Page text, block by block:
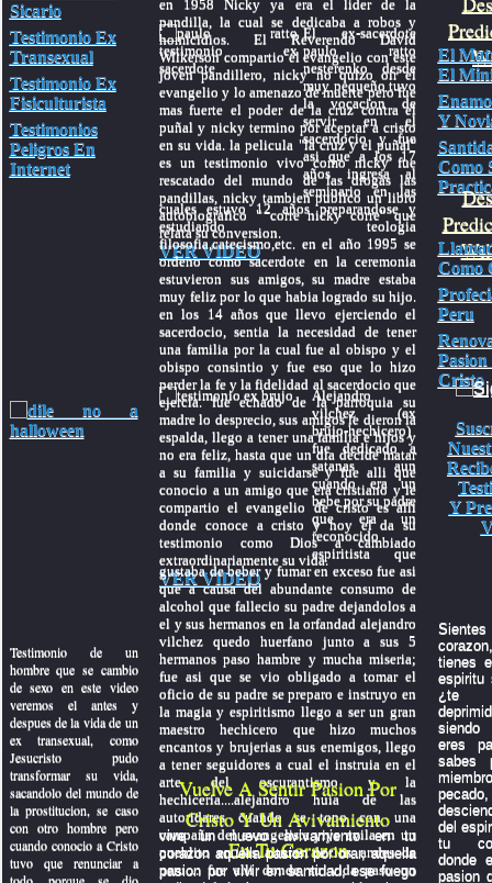
Sicario
Testimonio Ex
Transexual
Testimonio Ex
Fisiculturista
Testimonios
Peligros En
Internet
Testimonio de un
hombre que se cambio
de sexo en este video
veremos el antes y
despues de la vida de un
ex transexual, como
Jesucristo pudo
transformar su vida,
sacandolo del mundo de
la prostitucion, se caso
con otro hombre pero
cuando conocio a Cristo
tuvo que renunciar a
en 1958 Nicky ya era el lider de la
pandilla, la cual se dedicaba a robos y
homicidios. El Reverendo David
Wilkerson compartio el evangelio con este
joven pandillero, nicky no quizo oir el
evangelio y lo amenazo de muerte pero fue
mas fuerte el poder de la cruz contra el
puñal y nicky termino por aceptar a cristo
en su vida. la pelicula "la cruz y el puñal"
es un testimonio vivo como nicky fue
rescatado del mundo de las drogas las
pandillas, nicky tambien publico un libro
autobiografico " corre nicky corre" que
relata su conversion.
VER VIDEO
El ex-sacerdote
paulo ratto
nesterenko desde
muy pequeño tuvo
la vocacion de
servir en el
sacerdocio y fue
asi que a los 17
años ingresa al
seminario en las
cuales estuvo 12 años preparandose y
estudiando teologia
filosofia,catecismo,etc. en el año 1995 se
ordeno como sacerdote en la ceremonia
estuvieron sus amigos, su madre estaba
muy feliz por lo que habia logrado su hijo.
en los 14 años que llevo ejerciendo el
sacerdocio, sentia la necesidad de tener
una familia por la cual fue al obispo y el
obispo consintio y fue eso que lo hizo
perder la fe y la fidelidad al sacerdocio que
ejercia. fue echado de la parroquia su
madre lo desprecio, sus amigos le dieron la
espalda, llego a tener una familia e hijos y
no era feliz, hasta que un dia decide matar
a su familia y suicidarse y fue alli que
conocio a un amigo que era cristiano y le
compartio el evangelio de cristo es alli
donde conoce a cristo y hoy el da su
testimonio como Dios a cambiado
extraordinariamente su vida.
VER VIDEO
Alejandro
vilchez (ex
brujo-hechicero)
fue dedicado a
satanas aun
cuando era un
bebe por su padre
que era un
reconocido
espiritista que
gustaba de beber y fumar en exceso fue asi
que a causa del abundante consumo de
alcohol que fallecio su padre dejandolos a
el y sus hermanos en la orfandad alejandro
vilchez quedo huerfano junto a sus 5
hermanos paso hambre y mucha miseria;
fue asi que se vio obligado a tomar el
oficio de su padre se preparo e instruyo en
la magia y espiritismo llego a ser un gran
maestro hechicero que hizo muchos
encantos y brujerias a sus enemigos, llego
a tener seguidores a cual el instruia en el
arte del oscurantismo y la
hechiceria....alejandro huia de las
autoridares cuando se topo con una
campaña del evangelista yiye avila en un
pueblito en las alturas de los andes de
peru.... fue alli donde su vida paso un
Vuelve A Sentir Pasion Por
Cristo Y Un Avivamiento
En Tu Corazon
vive un nuevo avivamiento en tu
corazon aquella pasion por orar, aquella
pasion por vivir en santidad, ese fuego
El
El
Y
Como
Como
Peru
Cristo
Y
tienes
espiritu
¿te
siendo
eres
sabes
del
tu
donde
pasion